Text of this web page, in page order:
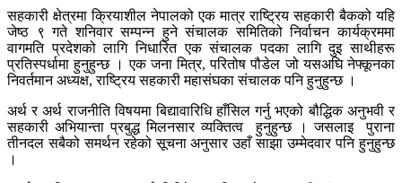
सहकारी क्षेत्रमा क्रियाशील नेपालको एक मात्र राष्ट्रिय सहकारी बैकको यहि
जेष्ठ ९ गते शनिवार सम्पन्न हुने संचालक समितिको निर्वाचन कार्यक्रममा
वागमति प्रदेशको लागि निधारित एक संचालक पदका लागि दुइ साथीहरू
प्रतिस्पर्धामा हुनुहुन्छ । एक जना मित्र, परितोष पौडेल जो यसअघि नेफ्कूनका
निवर्तमान अध्यक्ष, राष्ट्रिय सहकारी महासंघका संचालक पनि हुनुहुन्छ ।
अर्थ र अर्थ राजनीति विषयमा बिद्यावारिधि हाँसिल गर्नु भएको बौद्धिक अनुभवी र
सहकारी अभियान्ता प्रबुद्ध मिलनसार व्यक्तित्व हुनुहुन्छ । जसलाइ पुराना
तीनदल सबैको समर्थन रहेको सूचना अनुसार उहाँ साझा उम्मेदवार पनि हुनुहुन्छ
।